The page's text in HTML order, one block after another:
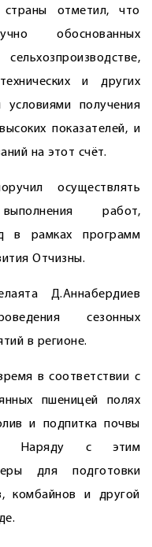
отметил, что
обоснованных
и других
получения
показателей, и
на этот счёт.
осуществ­лять
работ,
в рамках программ
Отчизны.
Д.Аннабердиев
сезонных
в регионе.
в соответствии с
пшеницей полях
и подпитка почвы
Наряду с этим
для подготовки
комбайнов и другой